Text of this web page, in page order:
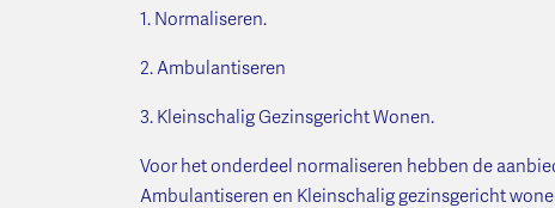
1. Normaliseren.
2. Ambulantiseren
3. Kleinschalig Gezinsgericht Wonen.
Voor het onderdeel normaliseren hebben de
Ambulantiseren en Kleinschalig gezinsgericht